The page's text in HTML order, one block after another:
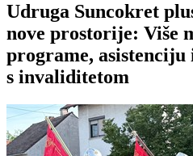
Udruga Suncokret
nove prostorije: Više
programe, asistenciju
s invaliditetom